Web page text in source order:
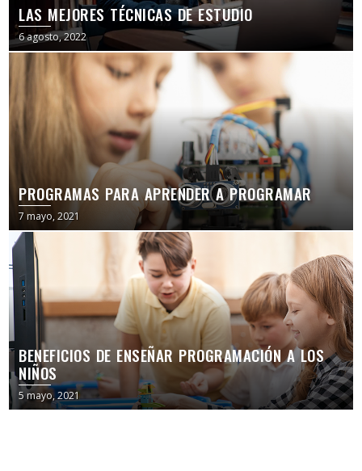
LAS MEJORES TÉCNICAS DE ESTUDIO
6 agosto, 2022
PROGRAMAS PARA APRENDER A PROGRAMAR
7 mayo, 2021
BENEFICIOS DE ENSEÑAR PROGRAMACIÓN A LOS
NIÑOS
5 mayo, 2021